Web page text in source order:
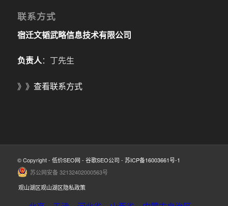
联系方式
宿迁文韬武略信息技术有限公司
负责人：丁先生
》》 查看联系方式
© Copyright - 低价SEO网 - 谷歌SEO公司 - 苏ICP备16003661号-1
苏公网安备 32132402000563号
观山湖区观山湖区隐私政策